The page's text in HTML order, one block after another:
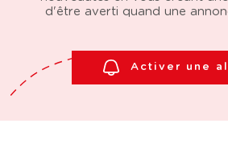
d'être averti quand une
Activer une